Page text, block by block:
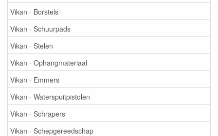
Vikan - Borstels
Vikan - Schuurpads
Vikan - Stelen
Vikan - Ophangmateriaal
Vikan - Emmers
Vikan - Waterspuitpistolen
Vikan - Schrapers
Vikan - Schepgereedschap